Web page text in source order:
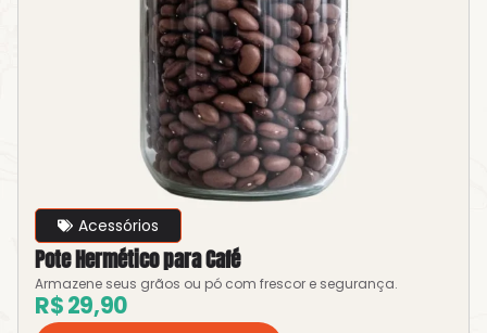
Acessórios
Pote Hermético para Café
Armazene seus grãos ou pó com frescor e segurança.
R$29,90